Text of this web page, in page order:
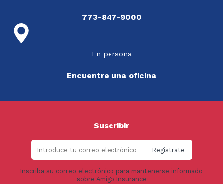
773-847-9000
En persona
Encuentre una oficina
Suscribir
Inscriba su correo electrónico para mantenerse informado
sobre Amigo Insurance